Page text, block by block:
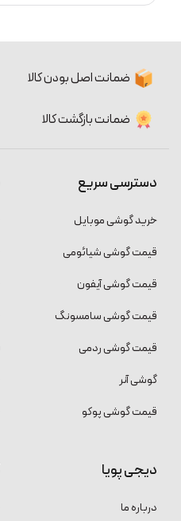
ضمانت اصل بودن کالا
ضمانت بازگشت کالا
دسترسی سریع
خرید گوشی موبایل
قیمت گوشی شیائومی
قیمت گوشی آیفون
قیمت گوشی سامسونگ
قیمت گوشی ردمی
گوشی آنر
قیمت گوشی پوکو
دیجی پویا
درباره ما